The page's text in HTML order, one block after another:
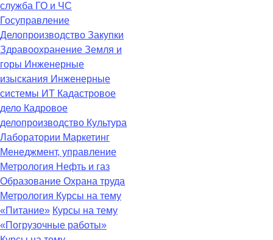
служба ГО и ЧС
Госуправление
Делопроизводство Закупки
Здравоохранение Земля и
горы Инженерные
изыскания Инженерные
системы ИТ Кадастровое
дело Кадровое
делопроизводство Культура
Лаборатории Маркетинг
Менеджмент, управление
Метрология Нефть и газ
Образование Охрана труда
Метрология Курсы на тему
«Питание» Курсы на тему
«Погрузочные работы»